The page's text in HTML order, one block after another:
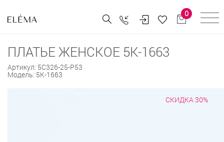
0
ПЛАТЬЕ ЖЕНСКОЕ 5К-1663
Артикул: 5С326-25-Р53
Модель: 5К-1663
СКИДКА 30%